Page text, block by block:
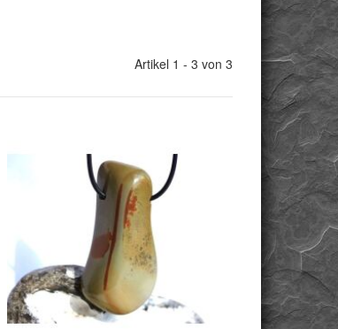
Artikel 1 - 3 von 3